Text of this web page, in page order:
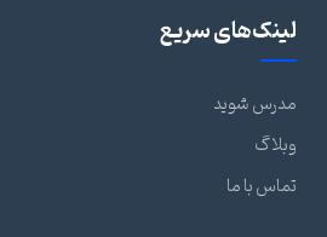
لینک‌های سریع
مدرس شوید
وبلاگ
تماس با ما